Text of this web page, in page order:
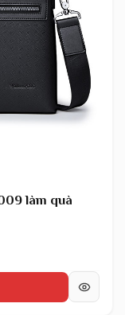
làm quà